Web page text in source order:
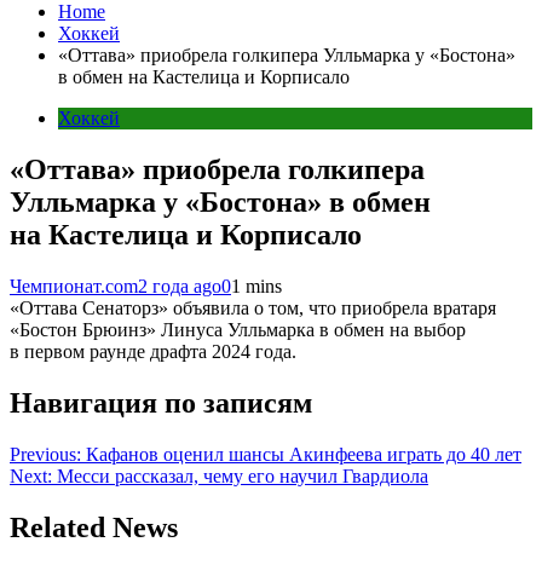
Home
Хоккей
«Оттава» приобрела голкипера Улльмарка у «Бостона»
в обмен на Кастелица и Корписало
Хоккей
«Оттава» приобрела голкипера
Улльмарка у «Бостона» в обмен
на Кастелица и Корписало
Чемпионат.com2 года ago01 mins
«Оттава Сенаторз» объявила о том, что приобрела вратаря
«Бостон Брюинз» Линуса Улльмарка в обмен на выбор
в первом раунде драфта 2024 года.
Навигация по записям
Previous: Кафанов оценил шансы Акинфеева играть до 40 лет
Next: Месси рассказал, чему его научил Гвардиола
Related News